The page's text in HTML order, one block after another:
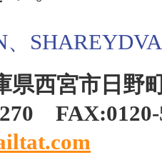
県西宮市日野